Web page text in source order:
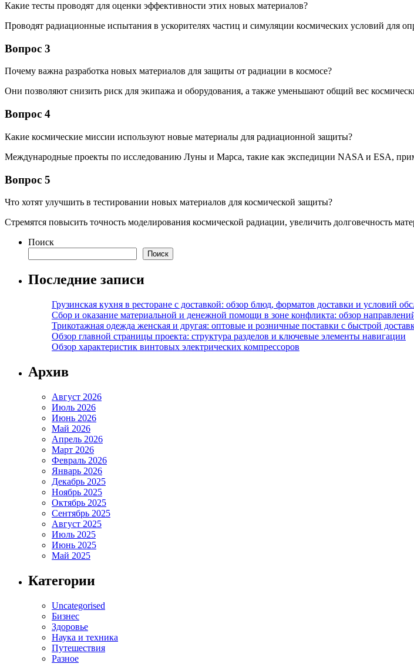
Какие тесты проводят для оценки эффективности этих новых материалов?
Проводят радиационные испытания в ускорителях частиц и симуляции космических условий для
Вопрос 3
Почему важна разработка новых материалов для защиты от радиации в космосе?
Они позволяют снизить риск для экипажа и оборудования, а также уменьшают общий вес
Вопрос 4
Какие космические миссии используют новые материалы для радиационной защиты?
Международные проекты по исследованию Луны и Марса, такие как экспедиции NASA и ESA,
Вопрос 5
Что хотят улучшить в тестировании новых материалов для космической защиты?
Стремятся повысить точность моделирования космической радиации, увеличить долговечность
Поиск
Поиск
Последние записи
Грузинская кухня в ресторане с доставкой: обзор блюд, форматов доставки и условий
Сбор и оказание материальной и денежной помощи в зоне конфликта: обзор
Трикотажная одежда женская и другая: оптовые и розничные поставки с быстрой
Обзор главной страницы проекта: структура разделов и ключевые элементы навигации
Обзор характеристик винтовых электрических компрессоров
Архив
Август 2026
Июль 2026
Июнь 2026
Май 2026
Апрель 2026
Март 2026
Февраль 2026
Январь 2026
Декабрь 2025
Ноябрь 2025
Октябрь 2025
Сентябрь 2025
Август 2025
Июль 2025
Июнь 2025
Май 2025
Категории
Uncategorised
Бизнес
Здоровье
Наука и техника
Путешествия
Разное